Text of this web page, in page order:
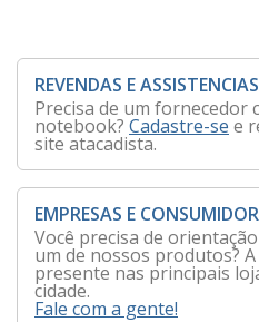
REVENDAS E
Precisa de um fornecedor
notebook? Cadastre-se e
site atacadista.
EMPRESAS E
Você precisa de
um de nossos produtos?
presente nas principais
cidade.
Fale com a gente!